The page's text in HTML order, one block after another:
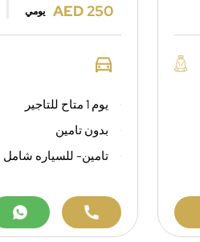
AED 250 يومي
يوم 1 متاح للتاجير
بدون تامين
تامين- للسياره شامل